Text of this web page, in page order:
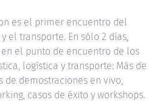
es el primer encuentro del
el transporte. En sólo 2 días,
el punto de encuentro de los
logística y transporte: Más de
de demostraciones en vivo,
casos de éxito y workshops.